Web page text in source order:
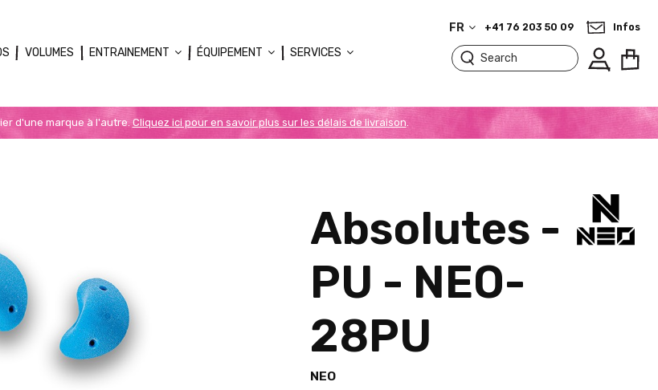
VOLUMES ENTRAINEMENT ÉQUIPEMENT SERVICES
FR +41 76 203 50 09 Infos
d'une marque à l'autre. Cliquez ici pour en savoir plus sur les délais de livraison.
Absolutes -
PU - NEO-
28PU
NEO